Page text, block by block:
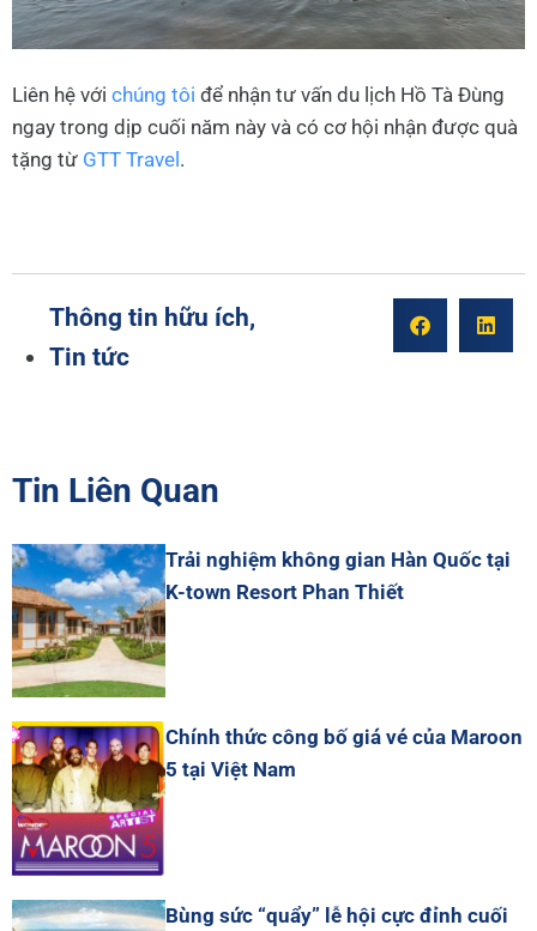
Liên hệ với chúng tôi để nhận tư vấn du lịch Hồ Tà Đùng
ngay trong dịp cuối năm này và có cơ hội nhận được quà
tặng từ GTT Travel.
Thông tin hữu ích,
Tin tức
Tin Liên Quan
Trải nghiệm không gian Hàn Quốc tại
K-town Resort Phan Thiết
Chính thức công bố giá vé của Maroon
5 tại Việt Nam
Bùng sức “quẩy” lễ hội cực đỉnh cuối